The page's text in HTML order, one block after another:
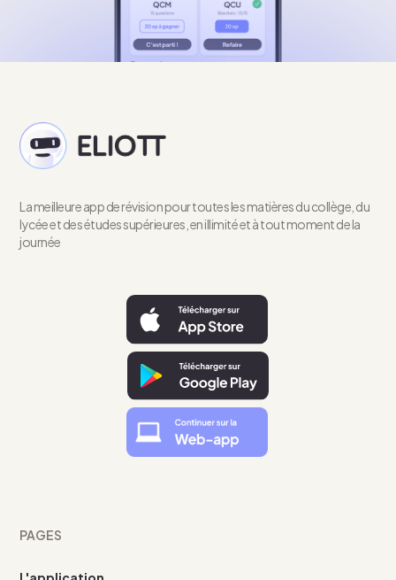
La meilleure app de révision pour toutes les matières du collège, du
lycée et des études supérieures, en illimité et à tout moment de la
journée
PAGES